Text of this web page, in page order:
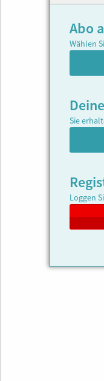
Abo
Wählen
Sie
Loggen